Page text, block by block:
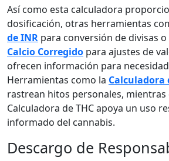
Así como esta calculadora
dosificación, otras herramientas
de INR para conversión de divisas o
Calcio Corregido para ajustes de
ofrecen información para
Herramientas como la Calculadora
rastrean hitos personales, mientras
Calculadora de THC apoya un uso
informado del cannabis.
Descargo de